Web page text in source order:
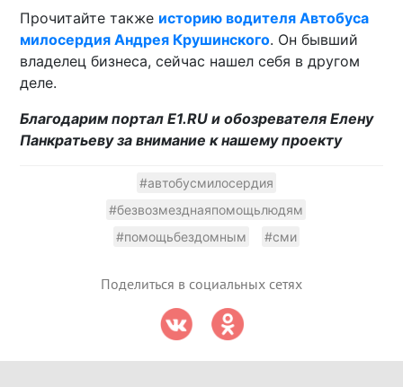
Прочитайте также историю водителя Автобуса
милосердия Андрея Крушинского. Он бывший
владелец бизнеса, сейчас нашел себя в другом
деле.
Благодарим портал E1.RU и обозревателя Елену
Панкратьеву за внимание к нашему проекту
#автобусмилосердия
#безвозмезднаяпомощьлюдям
#помощьбездомным
#сми
Поделиться в социальных сетях